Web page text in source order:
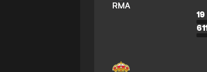
RMA
19
611